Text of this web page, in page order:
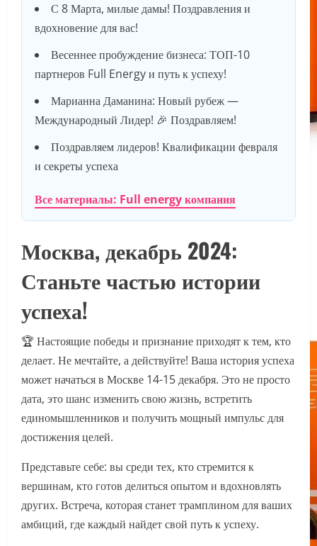
С 8 Марта, милые дамы! Поздравления и
вдохновение для вас!
Весеннее пробуждение бизнеса: ТОП-10
партнеров Full Energy и путь к успеху!
Марианна Даманина: Новый рубеж —
Международный Лидер! 🎉 Поздравляем!
Поздравляем лидеров! Квалификации февраля
и секреты успеха
Все материалы: Full energy компания
Москва, декабрь 2024:
Станьте частью истории
успеха!
🏆 Настоящие победы и признание приходят к тем, кто
делает. Не мечтайте, а действуйте! Ваша история успеха
может начаться в Москве 14-15 декабря. Это не просто
дата, это шанс изменить свою жизнь, встретить
единомышленников и получить мощный импульс для
достижения целей.
Представьте себе: вы среди тех, кто стремится к
вершинам, кто готов делиться опытом и вдохновлять
других. Встреча, которая станет трамплином для ваших
амбиций, где каждый найдет свой путь к успеху.